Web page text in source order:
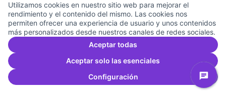
Utilizamos cookies en nuestro sitio web para mejorar el
rendimiento y el contenido del mismo. Las cookies nos
permiten ofrecer una experiencia de usuario y unos contenidos
más personalizados desde nuestros canales de redes sociales.
Aceptar todas
Aceptar solo las esenciales
Configuración
Treballem el pla estratègic del Canòdrom
5 anys
Intangibles
0 0
Antenes Ateneu a altres punts